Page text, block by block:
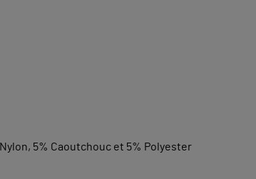
5% Caoutchouc et 5% Polyester